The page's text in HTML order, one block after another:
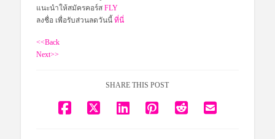
แนะนำให้สมัครคอร์สFLY
ลงชื่อ เพื่อรับส่วนลดวันนี้ ที่นี่
<<Back
Next>>
SHARE THIS POST